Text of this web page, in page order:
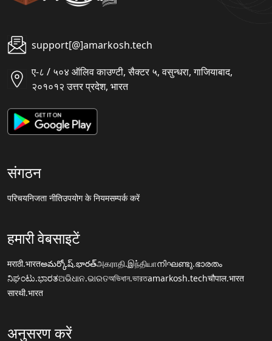
support[@]amarkosh.tech
ए-८ / ५०४ ऑलिव काउण्टी, सैक्टर ५, वसुन्धरा, गाजियाबाद,
२०१०१२ उत्तर प्रदेश, भारत
संगठन
परिचयनिजता नीतिउपयोग के नियमसम्पर्क करें
हमारी वेबसाइटें
मराठी.भारतఅమర్కోష్.భారత్அகராதி.இந்தியாനിഘണ്ടു.ഭാരതം
ನಿಘಂಟು.ಭಾರತଅଭିଧାନ.ଭାରତঅভিধান.ভারতamarkosh.techचौपाल.भारत
सारथी.भारत
अनुसरण करें